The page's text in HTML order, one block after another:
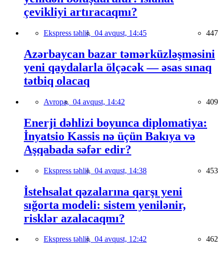
çevikliyi artıracaqmı?
Ekspress təhlil, 04 avqust, 14:45 447
Azərbaycan bazar təmərküzləşməsini
yeni qaydalarla ölçəcək — əsas sınaq
tətbiq olacaq
Avropa, 04 avqust, 14:42 409
Enerji dəhlizi boyunca diplomatiya:
İnyatsio Kassis nə üçün Bakıya və
Aşqabada səfər edir?
Ekspress təhlil, 04 avqust, 14:38 453
İstehsalat qəzalarına qarşı yeni
sığorta modeli: sistem yenilənir,
risklər azalacaqmı?
Ekspress təhlil, 04 avqust, 12:42 462